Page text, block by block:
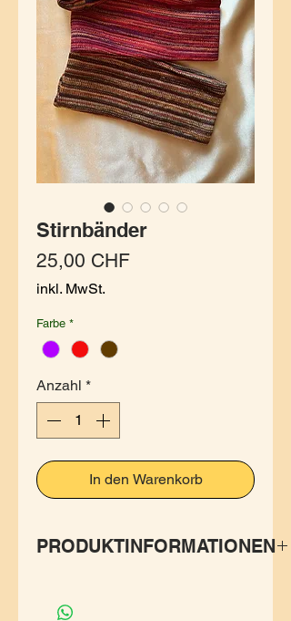
Stirnbänder
25,00 CHFPreis
inkl. MwSt.
Farbe *
Anzahl *
In den Warenkorb
PRODUKTINFORMATIONEN
schauen, dass Deine Ohren